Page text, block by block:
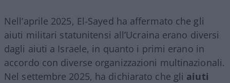
Nell’aprile 2025, El-Sayed ha affermato che gli
aiuti militari statunitensi all’Ucraina erano diversi
dagli aiuti a Israele, in quanto i primi erano in
accordo con diverse organizzazioni multinazionali.
Nel settembre 2025, ha dichiarato che gli aiuti